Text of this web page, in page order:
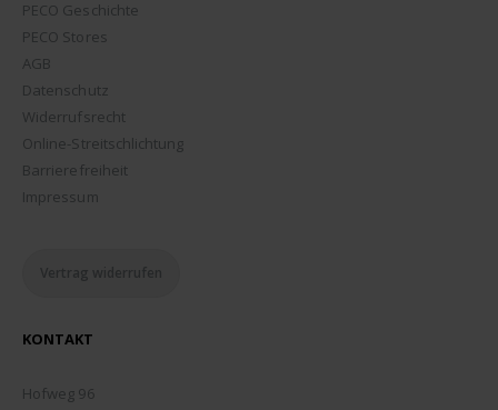
PECO Geschichte
PECO Stores
AGB
Datenschutz
Widerrufsrecht
Online-Streitschlichtung
Barrierefreiheit
Impressum
Vertrag widerrufen
KONTAKT
Hofweg 96